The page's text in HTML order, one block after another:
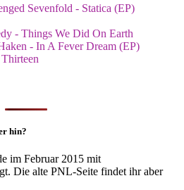
Sevenfold - Statica (EP)
- Things We Did On Earth
- In A Fever Dream (EP)
hin?
im Februar 2015 mit
Die alte PNL-Seite findet ihr aber